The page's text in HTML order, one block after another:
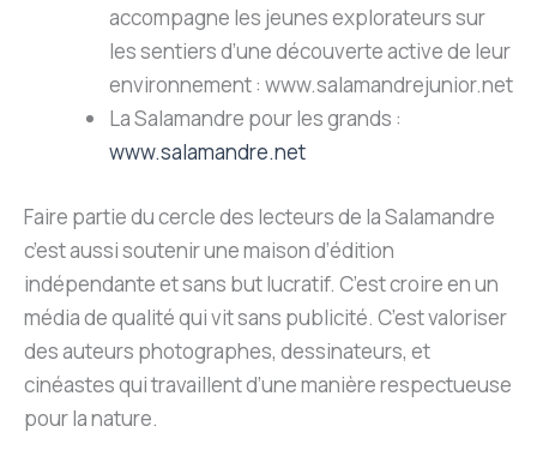
accompagne les jeunes explorateurs sur
les sentiers d’une découverte active de leur
environnement : www.salamandrejunior.net
La Salamandre pour les grands :
www.salamandre.net
Faire partie du cercle des lecteurs de la Salamandre
c’est aussi soutenir une maison d’édition
indépendante et sans but lucratif. C’est croire en un
média de qualité qui vit sans publicité. C’est valoriser
des auteurs photographes, dessinateurs, et
cinéastes qui travaillent d’une manière respectueuse
pour la nature.